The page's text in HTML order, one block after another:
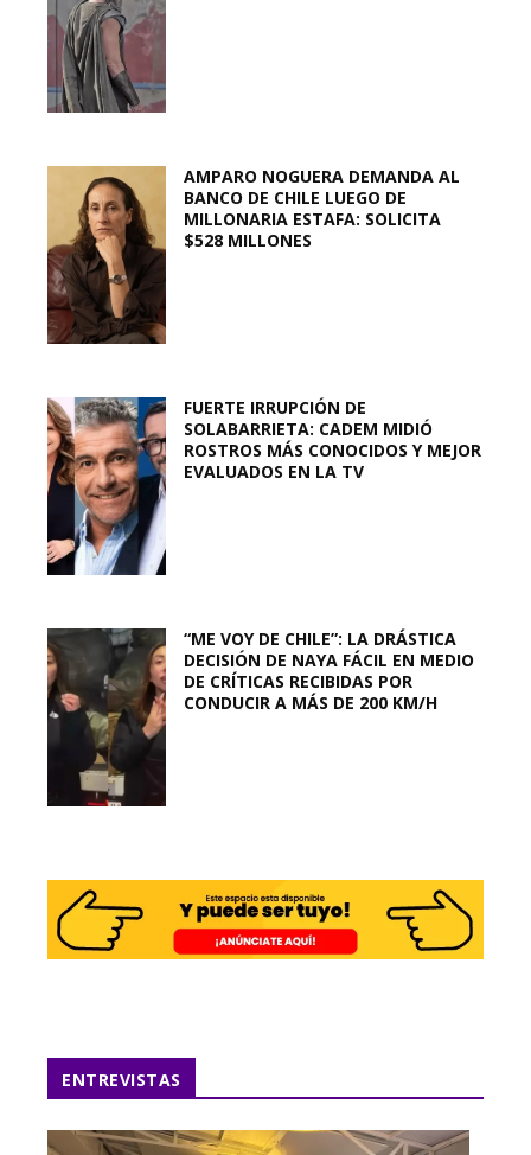
AMPARO NOGUERA DEMANDA AL
BANCO DE CHILE LUEGO DE
MILLONARIA ESTAFA: SOLICITA
$528 MILLONES
FUERTE IRRUPCIÓN DE
SOLABARRIETA: CADEM MIDIÓ
ROSTROS MÁS CONOCIDOS Y MEJOR
EVALUADOS EN LA TV
“ME VOY DE CHILE”: LA DRÁSTICA
DECISIÓN DE NAYA FÁCIL EN MEDIO
DE CRÍTICAS RECIBIDAS POR
CONDUCIR A MÁS DE 200 KM/H
ENTREVISTAS